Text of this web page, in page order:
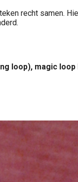
recht samen.
loop), magic